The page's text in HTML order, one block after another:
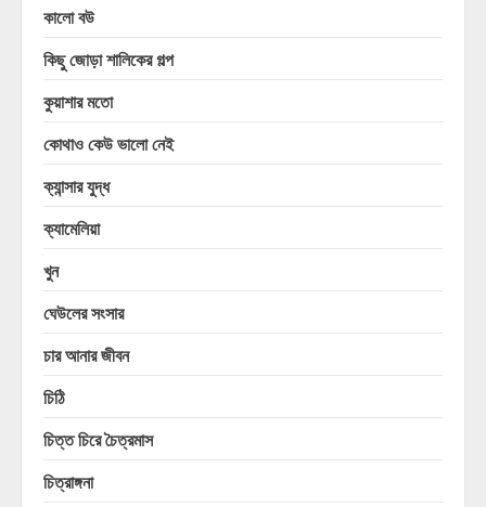
কালো বউ
কিছু জোড়া শালিকের গল্প
কুয়াশার মতো
কোথাও কেউ ভালো নেই
ক্যান্সার যুদ্ধ
ক্যামেলিয়া
খুন
ঘেউলের সংসার
চার আনার জীবন
চিঠি
চিত্ত চিরে চৈত্রমাস
চিত্রাঙ্গনা